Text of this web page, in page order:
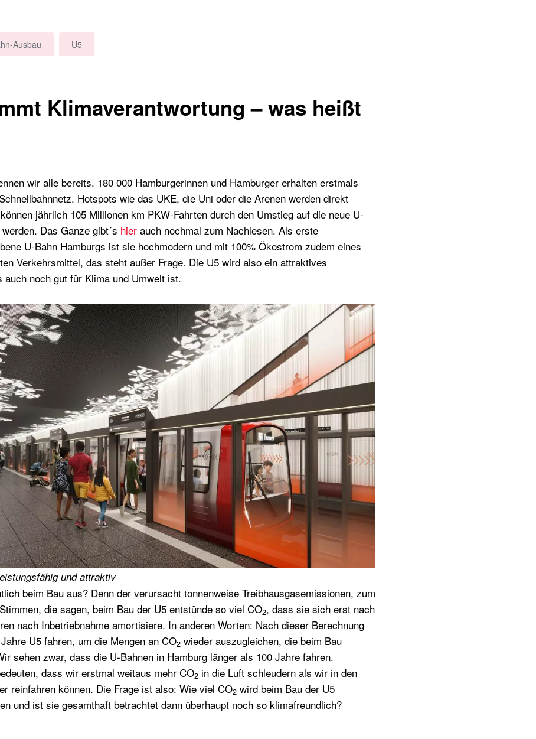
Ausbau U5
Klimaverantwortung – was heißt
wir alle bereits. 180 000 Hamburgerinnen und Hamburger erhalten erstmals
Hotspots wie das UKE, die Uni oder die Arenen werden direkt
jährlich 105 Millionen km PKW-Fahrten durch den Umstieg auf die neue U-
Das Ganze gibt´s hier auch nochmal zum Nachlesen. Als erste
U-Bahn Hamburgs ist sie hochmodern und mit 100% Ökostrom zudem eines
Verkehrsmittel, das steht außer Frage. Die U5 wird also ein attraktives
auch noch gut für Klima und Umwelt ist.
und attraktiv
beim Bau aus? Denn der verursacht tonnenweise Treibhausgasemissionen, zum
die sagen, beim Bau der U5 entstünde so viel CO2, dass sie sich erst nach
nach Inbetriebnahme amortisiere. In anderen Worten: Nach dieser Berechnung
U5 fahren, um die Mengen an CO2 wieder auszugleichen, die beim Bau
sehen zwar, dass die U-Bahnen in Hamburg länger als 100 Jahre fahren.
dass wir erstmal weitaus mehr CO2 in die Luft schleudern als wir in den
reinfahren können. Die Frage ist also: Wie viel CO2 wird beim Bau der U5
und ist sie gesamthaft betrachtet dann überhaupt noch so klimafreundlich?